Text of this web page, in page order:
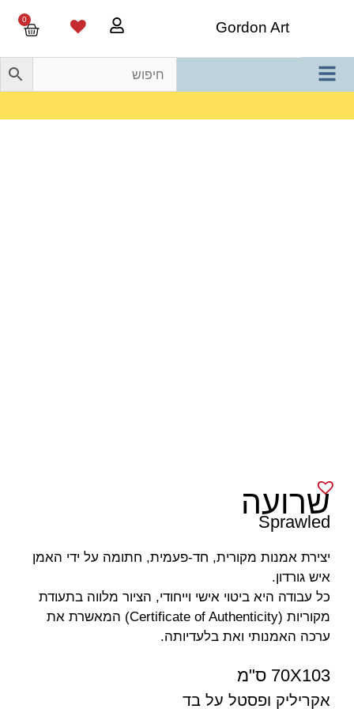
Gordon Art
0
שרועה
Sprawled
יצירת אמנות מקורית, חד-פעמית, חתומה על ידי האמן
איש גורדון.
כל עבודה היא ביטוי אישי וייחודי, הציור מלווה בתעודת
מקוריות (Certificate of Authenticity) המאשרת את
ערכה האמנותי ואת בלעדיותה.
70X103 ס"מ
אקריליק ופסטל על בד